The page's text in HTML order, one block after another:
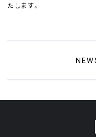
たします。